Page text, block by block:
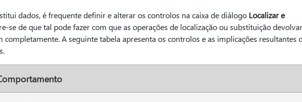
dados, é frequente definir e alterar os controlos na caixa de diálogo Localizar e
se de que tal pode fazer com que as operações de localização ou substituição
completamente. A seguinte tabela apresenta os controlos e as implicações resultantes